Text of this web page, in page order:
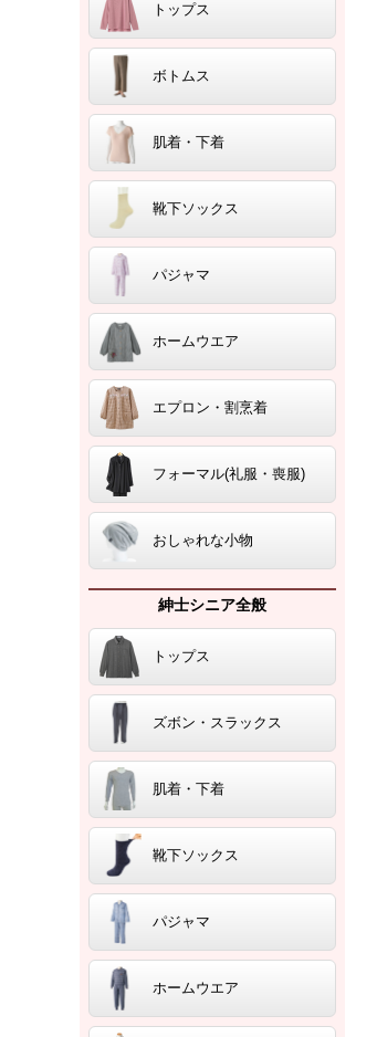
トップス
ボトムス
肌着・下着
靴下ソックス
パジャマ
ホームウエア
エプロン・割烹着
フォーマル(礼服・喪服)
おしゃれな小物
紳士シニア全般
トップス
ズボン・スラックス
肌着・下着
靴下ソックス
パジャマ
ホームウエア